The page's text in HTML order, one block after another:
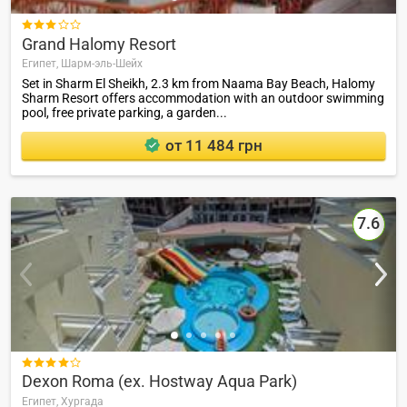

Grand Halomy Resort
Египет, Шарм-эль-Шейх
Set in Sharm El Sheikh, 2.3 km from Naama Bay Beach, Halomy
Sharm Resort offers accommodation with an outdoor swimming
pool, free private parking, a garden...
от 11 484 грн
7.6

Dexon Roma (ex. Hostway Aqua Park)
Египет, Хургада